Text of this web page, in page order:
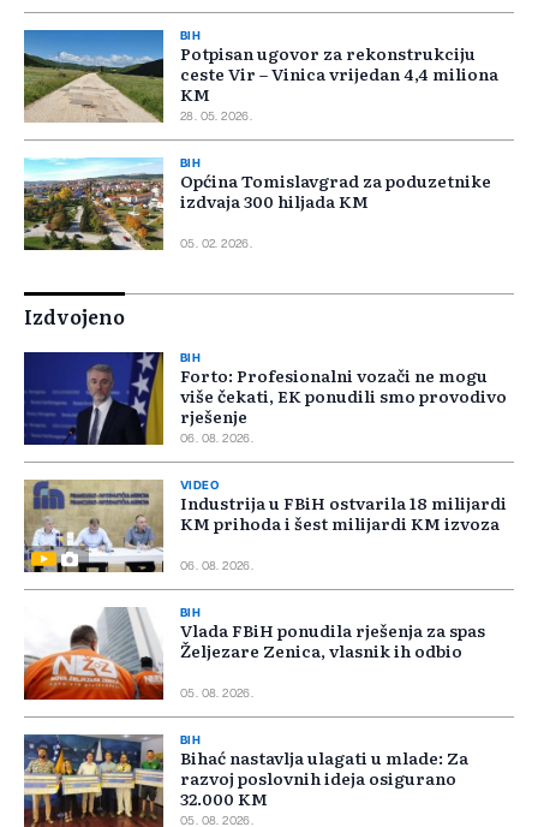
BIH
Potpisan ugovor za rekonstrukciju
ceste Vir – Vinica vrijedan 4,4 miliona
KM
28. 05. 2026.
BIH
Općina Tomislavgrad za poduzetnike
izdvaja 300 hiljada KM
05. 02. 2026.
Izdvojeno
BIH
Forto: Profesionalni vozači ne mogu
više čekati, EK ponudili smo provodivo
rješenje
06. 08. 2026.
VIDEO
Industrija u FBiH ostvarila 18 milijardi
KM prihoda i šest milijardi KM izvoza
06. 08. 2026.
BIH
Vlada FBiH ponudila rješenja za spas
Željezare Zenica, vlasnik ih odbio
05. 08. 2026.
BIH
Bihać nastavlja ulagati u mlade: Za
razvoj poslovnih ideja osigurano
32.000 KM
05. 08. 2026.